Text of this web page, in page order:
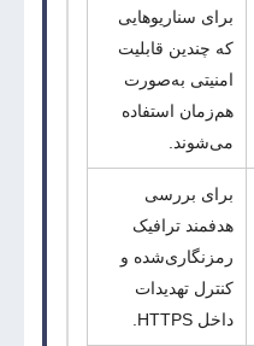
برای سناریوهایی
که چندین قابلیت
امنیتی به‌صورت
هم‌زمان استفاده
می‌شوند.
برای بررسی
هدفمند ترافیک
رمزنگاری‌شده و
کنترل تهدیدات
داخل HTTPS